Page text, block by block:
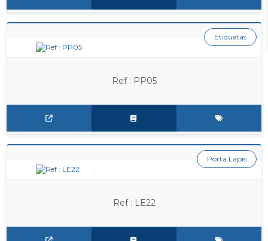
Ref : PP05
Etiquetas
Ref : LE22
Porta Lápis